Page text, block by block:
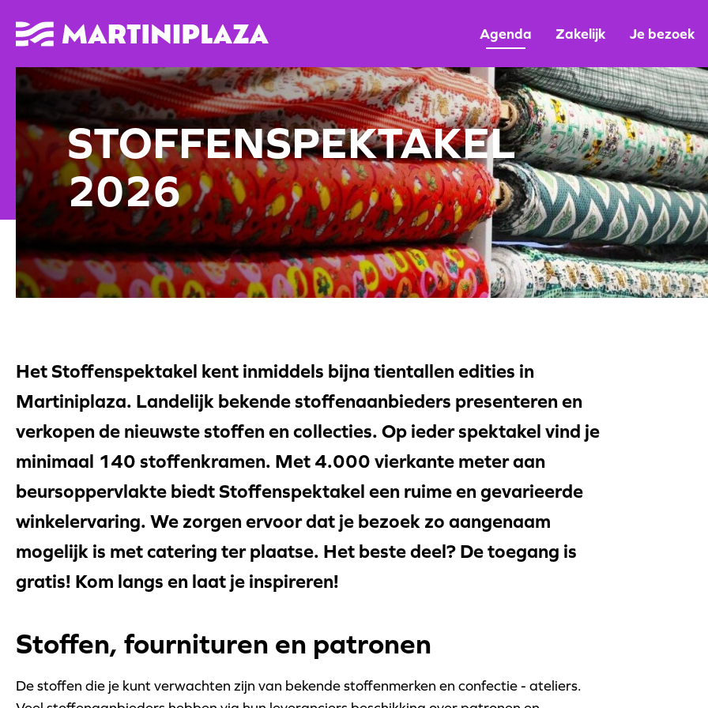
Agenda Zakelijk Je bezoek
STOFFENSPEKTAKEL
2026
Het Stoffenspektakel kent inmiddels bijna tientallen edities in
Martiniplaza. Landelijk bekende stoffenaanbieders presenteren en
verkopen de nieuwste stoffen en collecties. Op ieder spektakel vind je
minimaal 140 stoffenkramen. Met 4.000 vierkante meter aan
beursoppervlakte biedt Stoffenspektakel een ruime en gevarieerde
winkelervaring. We zorgen ervoor dat je bezoek zo aangenaam
mogelijk is met catering ter plaatse. Het beste deel? De toegang is
gratis! Kom langs en laat je inspireren!
Stoffen, fournituren en patronen
De stoffen die je kunt verwachten zijn van bekende stoffenmerken en confectie - ateliers.